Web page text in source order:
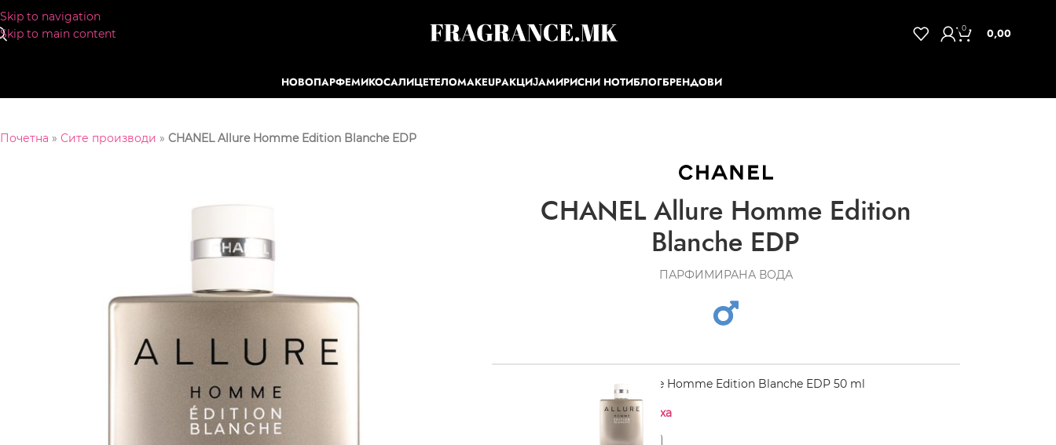
Skip to navigation
Skip to main content
0 0,00
НОВОПАРФЕМИКОСАЛИЦЕТЕЛОMAKEUPАКЦИЈАМИРИСНИ НОТИБЛОГБРЕНДОВИ
Почетна » Сите производи » CHANEL Allure Homme Edition Blanche EDP
CHANEL Allure Homme Edition
Blanche EDP
ПАРФИМИРАНА ВОДА
CHANEL Allure Homme Edition Blanche EDP 50 ml
Нема на залиха